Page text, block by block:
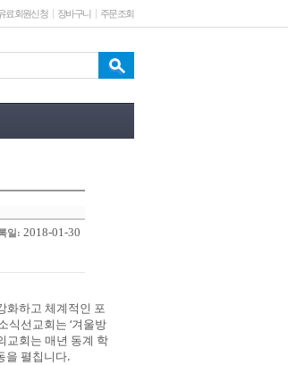
료회원신청 장바구니 주문조회
일: 2018-01-30
화하고 체계적인 포
식선교회는 ‘겨울방
교회는 매년 동계 학
을 펼칩니다.